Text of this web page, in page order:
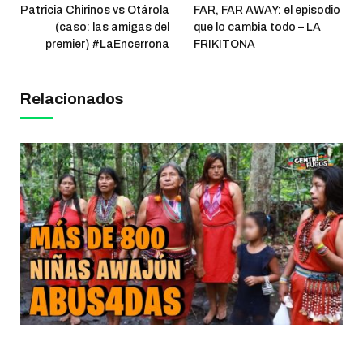
Patricia Chirinos vs Otárola
(caso: las amigas del
premier) #LaEncerrona
FAR, FAR AWAY: el episodio
que lo cambia todo – LA
FRIKITONA
Relacionados